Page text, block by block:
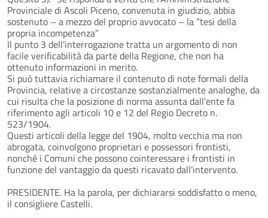
Provinciale di Ascoli Piceno, convenuta in giudizio, abbia
sostenuto – a mezzo del proprio avvocato – la “tesi della
propria incompetenza”
Il punto 3 dell’interrogazione tratta un argomento di non
facile verificabilità da parte della Regione, che non ha
ottenuto informazioni in merito.
Si può tuttavia richiamare il contenuto di note formali della
Provincia, relative a circostanze sostanzialmente analoghe, da
cui risulta che la posizione di norma assunta dall’ente fa
riferimento agli articoli 10 e 12 del Regio Decreto n.
523/1904.
Questi articoli della legge del 1904, molto vecchia ma non
abrogata, coinvolgono proprietari e possessori frontisti,
nonché i Comuni che possono cointeressare i frontisti in
funzione del vantaggio da questi ricavato dall’intervento.
PRESIDENTE. Ha la parola, per dichiararsi soddisfatto o meno,
il consigliere Castelli.